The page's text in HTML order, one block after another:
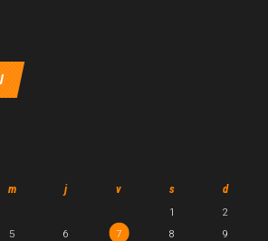
m j v s d
1
2
5 6 7 8
9